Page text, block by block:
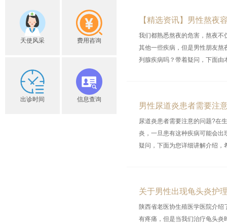
天使风采 费用咨询
出诊时间 信息查询
【精选资讯】男性熬夜
我们都熟悉熬夜的危害，熬夜不
其他一些疾病，但是男性朋友熬
列腺疾病吗？带着疑问，下面由
男性尿道炎患者需要注
尿道炎患者需要注意的问题?在
炎，一旦患有这种疾病可能会
疑问，下面为您详细讲解介绍，
关于男性出现龟头炎护
陕西省老医协生殖医学医院介
有疼痛，但是当我们治疗龟头炎